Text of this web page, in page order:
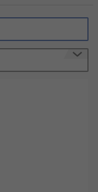
る小型のス
ことが可能
制御、保護
助接点を用
として制御